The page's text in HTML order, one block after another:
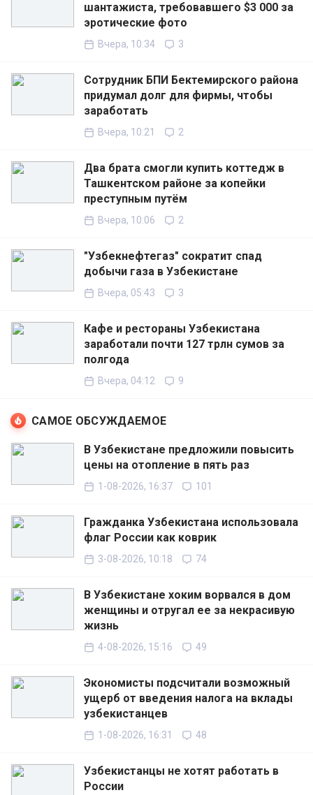
шантажиста, требовавшего $3 000 за
эротические фото
Вчера, 10:34 3
Сотрудник БПИ Бектемирского района
придумал долг для фирмы, чтобы
заработать
Вчера, 10:21 2
Два брата смогли купить коттедж в
Ташкентском районе за копейки
преступным путём
Вчера, 10:06 2
"Узбекнефтегаз" сократит спад
добычи газа в Узбекистане
Вчера, 05:43 3
Кафе и рестораны Узбекистана
заработали почти 127 трлн сумов за
полгода
Вчера, 04:12 9
САМОЕ ОБСУЖДАЕМОЕ
В Узбекистане предложили повысить
цены на отопление в пять раз
1-08-2026, 16:37 101
Гражданка Узбекистана использовала
флаг России как коврик
3-08-2026, 10:18 74
В Узбекистане хоким ворвался в дом
женщины и отругал ее за некрасивую
жизнь
4-08-2026, 15:16 49
Экономисты подсчитали возможный
ущерб от введения налога на вклады
узбекистанцев
1-08-2026, 16:31 48
Узбекистанцы не хотят работать в
России